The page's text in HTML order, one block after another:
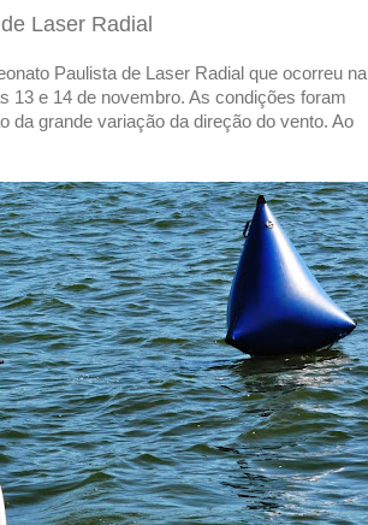
Laser Radial
Paulista de Laser Radial que ocorreu na
13 e 14 de novembro. As condições foram
da grande variação da direção do vento. Ao